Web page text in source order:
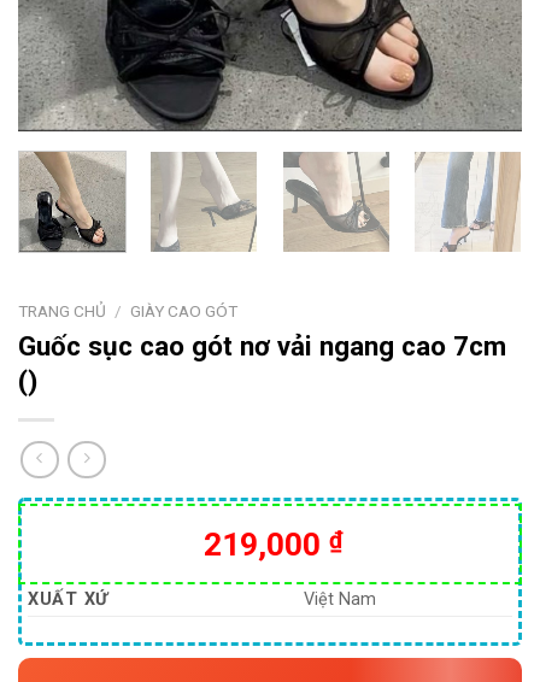
TRANG CHỦ / GIÀY CAO GÓT
Guốc sục cao gót nơ vải ngang cao 7cm
()
219,000 ₫
XUẤT XỨ Việt Nam